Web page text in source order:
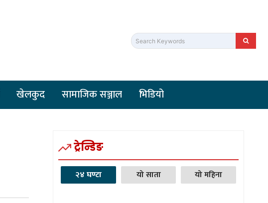
Search Keywords
खेलकुद सामाजिक सञ्जाल भिडियो
ट्रेन्डिङ
२४ घण्टा यो साता यो महिना